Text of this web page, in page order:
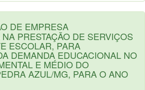
DE EMPRESA
PRESTAÇÃO DE SERVIÇOS
ESCOLAR, PARA
DEMANDA EDUCACIONAL NO
E MÉDIO DO
AZUL/MG, PARA O ANO